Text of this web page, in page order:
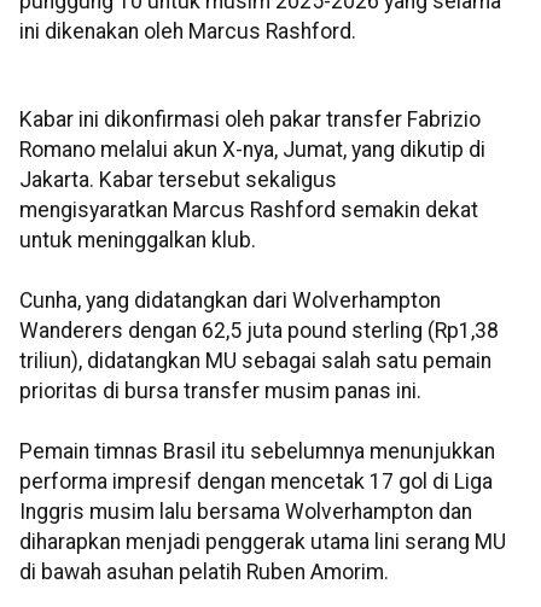
ini dikenakan oleh Marcus Rashford.
Kabar ini dikonfirmasi oleh pakar transfer Fabrizio
Romano melalui akun X-nya, Jumat, yang dikutip di
Jakarta. Kabar tersebut sekaligus
mengisyaratkan Marcus Rashford semakin dekat
untuk meninggalkan klub.
Cunha, yang didatangkan dari Wolverhampton
Wanderers dengan 62,5 juta pound sterling (Rp1,38
triliun), didatangkan MU sebagai salah satu pemain
prioritas di bursa transfer musim panas ini.
Pemain timnas Brasil itu sebelumnya menunjukkan
performa impresif dengan mencetak 17 gol di Liga
Inggris musim lalu bersama Wolverhampton dan
diharapkan menjadi penggerak utama lini serang MU
di bawah asuhan pelatih Ruben Amorim.